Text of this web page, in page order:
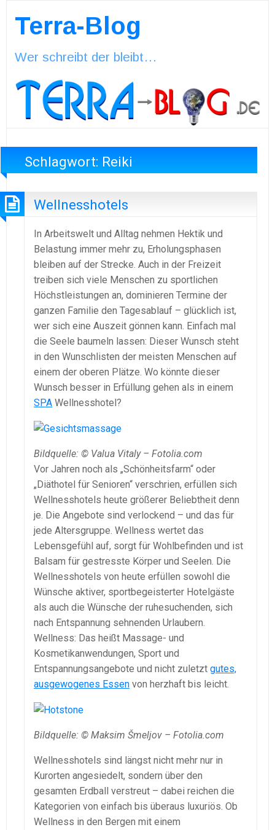
Terra-Blog
Wer schreibt der bleibt…
Schlagwort: Reiki
Wellnesshotels
In Arbeitswelt und Alltag nehmen Hektik und
Belastung immer mehr zu, Erholungsphasen
bleiben auf der Strecke. Auch in der Freizeit
treiben sich viele Menschen zu sportlichen
Höchstleistungen an, dominieren Termine der
ganzen Familie den Tagesablauf – glücklich ist,
wer sich eine Auszeit gönnen kann. Einfach mal
die Seele baumeln lassen: Dieser Wunsch steht
in den Wunschlisten der meisten Menschen auf
einem der oberen Plätze. Wo könnte dieser
Wunsch besser in Erfüllung gehen als in einem
SPA Wellnesshotel?
Bildquelle: © Valua Vitaly – Fotolia.com
Vor Jahren noch als „Schönheitsfarm“ oder
„Diäthotel für Senioren“ verschrien, erfüllen sich
Wellnesshotels heute größerer Beliebtheit denn
je. Die Angebote sind verlockend – und das für
jede Altersgruppe. Wellness wertet das
Lebensgefühl auf, sorgt für Wohlbefinden und ist
Balsam für gestresste Körper und Seelen. Die
Wellnesshotels von heute erfüllen sowohl die
Wünsche aktiver, sportbegeisterter Hotelgäste
als auch die Wünsche der ruhesuchenden, sich
nach Entspannung sehnenden Urlaubern.
Wellness: Das heißt Massage- und
Kosmetikanwendungen, Sport und
Entspannungsangebote und nicht zuletzt gutes,
ausgewogenes Essen von herzhaft bis leicht.
Bildquelle: © Maksim Šmeljov – Fotolia.com
Wellnesshotels sind längst nicht mehr nur in
Kurorten angesiedelt, sondern über den
gesamten Erdball verstreut – dabei reichen die
Kategorien von einfach bis überaus luxuriös. Ob
Wellness in den Bergen mit einem